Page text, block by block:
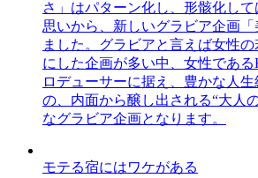
さ」はパターン化し、形骸化し
思いから、新しいグラビア企画
ました。グラビアと言えば女性
にした企画が多い中、女性である
ロデューサーに据え、豊かな人
の、内面から醸し出される“大人
なグラビア企画となります。
モテる宿にはワケがある